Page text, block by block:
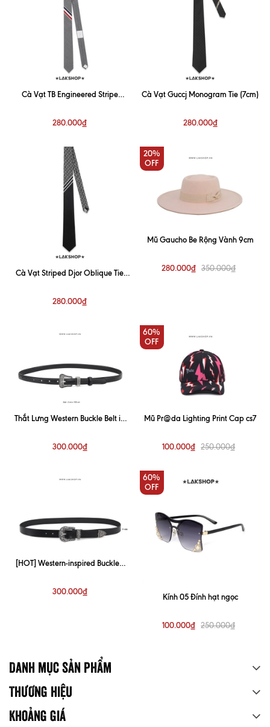
Cà Vạt TB Engineered Stripe
280.000₫
Cà Vạt Guccj Monogram Tie (7cm)
280.000₫
Cà Vạt Striped Djor Oblique Tie
280.000₫
20%
OFF
Mũ Gaucho Be Rộng Vành 9cm
280.000₫ 350.000₫
Thắt Lưng Western Buckle Belt in
300.000₫
60%
OFF
Mũ Pr@da Lighting Print Cap cs7
100.000₫ 250.000₫
[HOT] Western-inspired Buckled
300.000₫
60%
OFF
Kính 05 Đính hạt ngọc
100.000₫ 250.000₫
Danh mục sản phẩm
Thương hiệu
Khoảng giá